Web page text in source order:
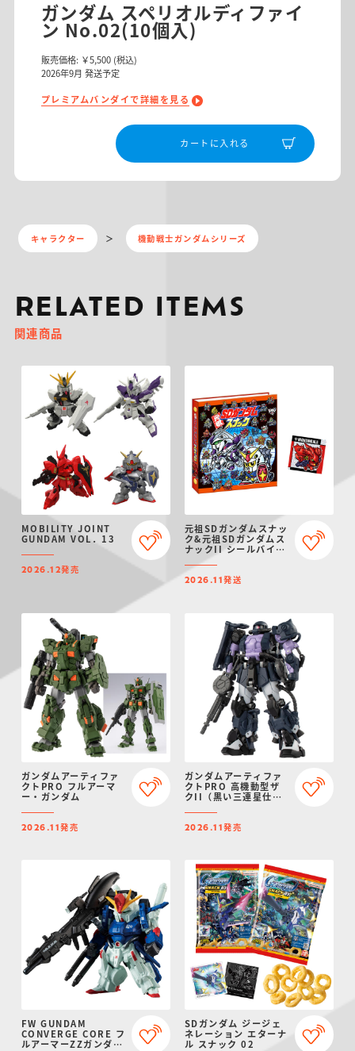
ガンダム スペリオルディファイ
ン No.02(10個入)
販売価格: ￥5,500 (税込)
2026年9月 発送予定
プレミアムバンダイで詳細を見る
カートに入れる
キャラクター 機動戦士ガンダムシリーズ
RELATED ITEMS
関連商品
MOBILITY JOINT
GUNDAM VOL．13
2026.12発売
元祖SDガンダムスナッ
ク&元祖SDガンダムス
ナックII シールバイン
ダイ限定】
2026.11発送
ガンダムアーティファ
クトPRO フルアーマ
ー・ガンダム
2026.11発売
ガンダムアーティファ
クトPRO 高機動型ザ
クII（黒い三連星仕
2026.11発売
FW GUNDAM
CONVERGE CORE フ
ルアーマーZZガンダム
SDガンダム ジージェ
ネレーション エターナ
ル スナック 02